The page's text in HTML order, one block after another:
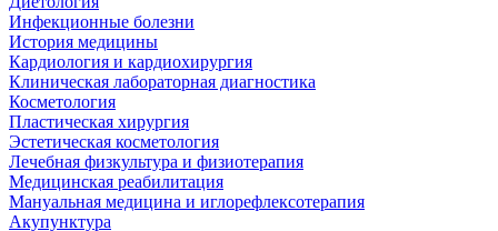
Инфекционные болезни
История медицины
Кардиология и кардиохирургия
Клиническая лабораторная диагностика
Косметология
Пластическая хирургия
Эстетическая косметология
Лечебная физкультура и физиотерапия
Медицинская реабилитация
Мануальная медицина и иглорефлексотерапия
Акупунктура